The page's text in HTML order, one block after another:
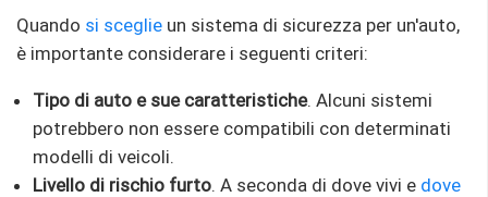
Quando si sceglie un sistema di sicurezza per un'auto,
è importante considerare i seguenti criteri:
Tipo di auto e sue caratteristiche. Alcuni sistemi
potrebbero non essere compatibili con determinati
modelli di veicoli.
Livello di rischio furto. A seconda di dove vivi e dove